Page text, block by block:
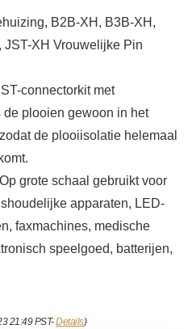
B2B-XH, B3B-XH,
XH Vrouwelijke Pin
connectorkit met
plooien gewoon in het
de plooiisolatie helemaal
grote schaal gebruikt voor
apparaten, LED-
faxmachines, medische
speelgoed, batterijen,
21:49 PST-Details)